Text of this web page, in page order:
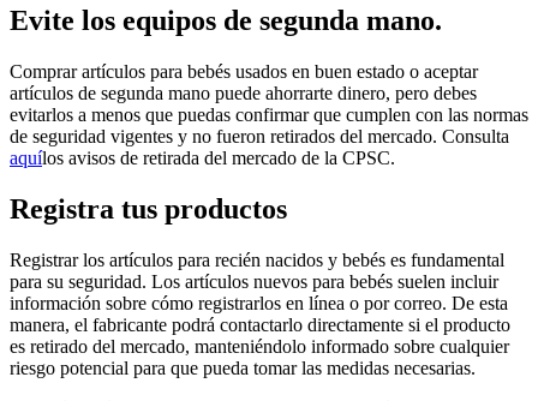
Evite los equipos de segunda mano.
Comprar artículos para bebés usados en buen estado o aceptar
artículos de segunda mano puede ahorrarte dinero, pero debes
evitarlos a menos que puedas confirmar que cumplen con las normas
de seguridad vigentes y no fueron retirados del mercado. Consulta
aquílos avisos de retirada del mercado de la CPSC.
Registra tus productos
Registrar los artículos para recién nacidos y bebés es fundamental
para su seguridad. Los artículos nuevos para bebés suelen incluir
información sobre cómo registrarlos en línea o por correo. De esta
manera, el fabricante podrá contactarlo directamente si el producto
es retirado del mercado, manteniéndolo informado sobre cualquier
riesgo potencial para que pueda tomar las medidas necesarias.